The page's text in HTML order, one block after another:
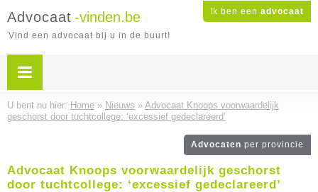
Ik ben een advocaat
Advocaat -vinden.be
Vind een advocaat bij u in de buurt!
U bent nu hier: Home » Nieuws » Advocaat Knoops voorwaardelijk
geschorst door tuchtcollege: ‘excessief gedeclareerd’
Advocaten per provincie
Advocaat Knoops voorwaardelijk geschorst
door tuchtcollege: ‘excessief gedeclareerd’